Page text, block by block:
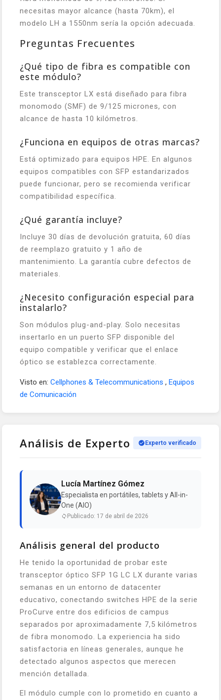
necesitas mayor alcance (hasta 70km), el
modelo LH a 1550nm sería la opción adecuada.
Preguntas Frecuentes
¿Qué tipo de fibra es compatible con
este módulo?
Este transceptor LX está diseñado para fibra
monomodo (SMF) de 9/125 micrones, con
alcance de hasta 10 kilómetros.
¿Funciona en equipos de otras marcas?
Está optimizado para equipos HPE. En algunos
equipos compatibles con SFP estandarizados
puede funcionar, pero se recomienda verificar
compatibilidad específica.
¿Qué garantía incluye?
Incluye 30 días de devolución gratuita, 60 días
de reemplazo gratuito y 1 año de
mantenimiento. La garantía cubre defectos de
materiales.
¿Necesito configuración especial para
instalarlo?
Son módulos plug-and-play. Solo necesitas
insertarlo en un puerto SFP disponible del
equipo compatible y verificar que el enlace
óptico se establezca correctamente.
Visto en: Cellphones & Telecommunications , Equipos
de Comunicación
Análisis de Experto Experto verificado
Lucía Martínez Gómez
Especialista en portátiles, tablets y All-in-
One (AIO)
Publicado: 17 de abril de 2026
Análisis general del producto
He tenido la oportunidad de probar este
transceptor óptico SFP 1G LC LX durante varias
semanas en un entorno de datacenter
educativo, conectando switches HPE de la serie
ProCurve entre dos edificios de campus
separados por aproximadamente 7,5 kilómetros
de fibra monomodo. La experiencia ha sido
satisfactoria en líneas generales, aunque he
detectado algunos aspectos que merecen
mención detallada.
El módulo cumple con lo prometido en cuanto a